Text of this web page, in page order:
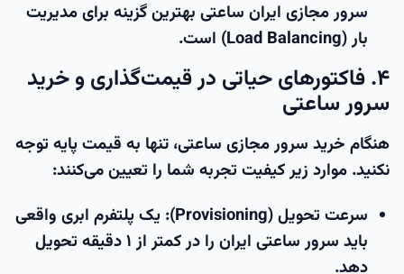
سرور مجازی ایران ساعتی بهترین گزینه برای مدیریت
بار (Load Balancing) است.
۴. فاکتورهای حیاتی در قیمت‌گذاری و خرید
سرور ساعتی
هنگام خرید سرور مجازی ساعتی، تنها به قیمت پایه توجه
نکنید. موارد زیر کیفیت تجربه شما را تعیین می‌کنند:
سرعت تحویل (Provisioning):
یک پلتفرم ابری واقعی
باید سرور ساعتی ایران
را در کمتر از ۱ دقیقه تحویل
دهد.